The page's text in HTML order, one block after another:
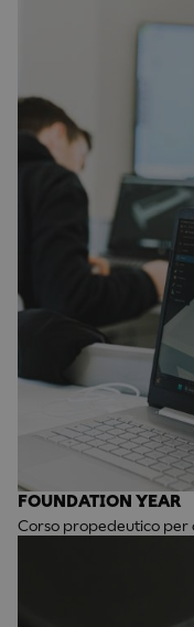
FOUNDATION YEAR
Corso propedeutico per